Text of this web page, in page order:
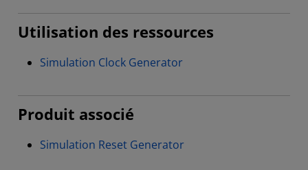
Utilisation des ressources
Simulation Clock Generator
Produit associé
Simulation Reset Generator